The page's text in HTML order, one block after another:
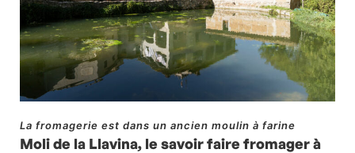
La fromagerie est dans un ancien moulin à farine
Moli de la Llavina, le savoir faire fromager à